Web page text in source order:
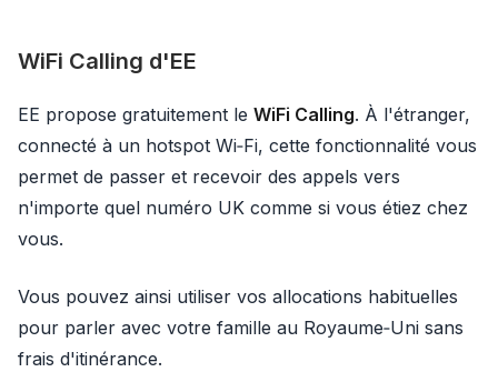
WiFi Calling d'EE
EE propose gratuitement le WiFi Calling. À l'étranger,
connecté à un hotspot Wi‑Fi, cette fonctionnalité vous
permet de passer et recevoir des appels vers
n'importe quel numéro UK comme si vous étiez chez
vous.
Vous pouvez ainsi utiliser vos allocations habituelles
pour parler avec votre famille au Royaume‑Uni sans
frais d'itinérance.